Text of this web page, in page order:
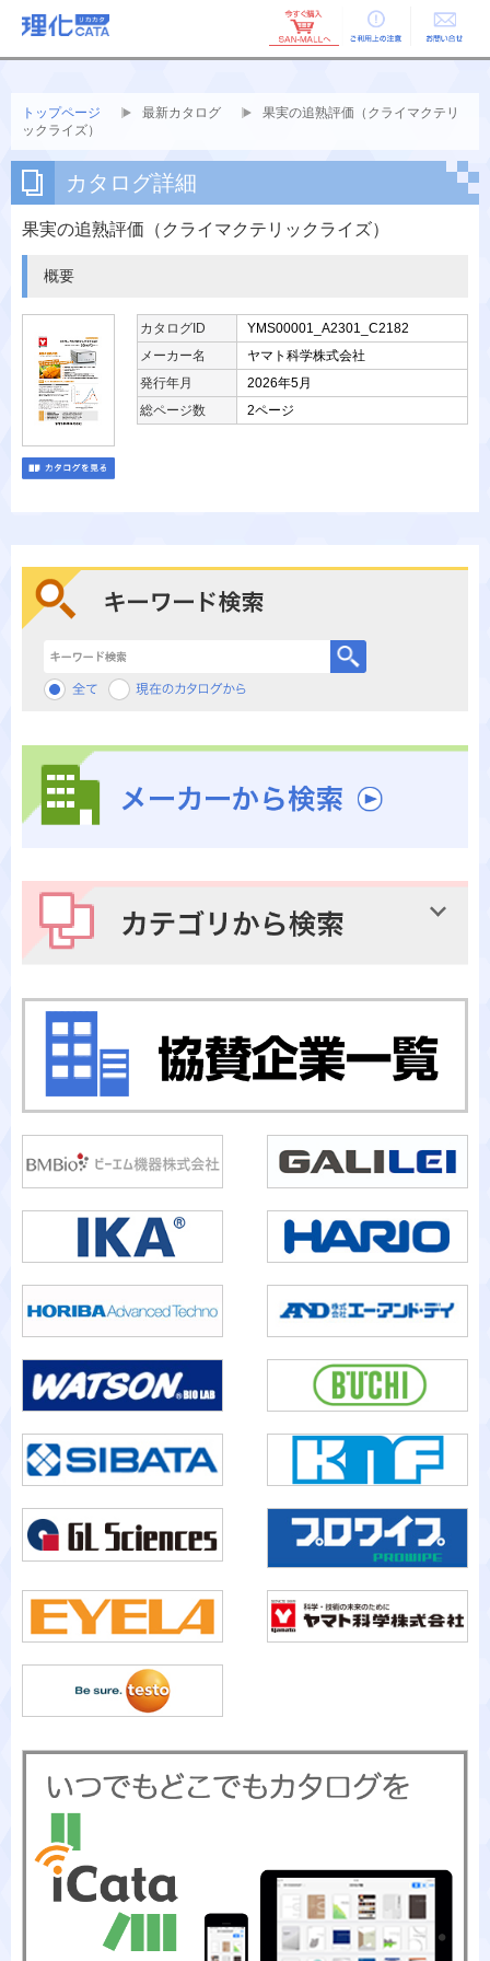
ご利用上の お問い合せ
トップページ 最新カタログ
果実の追熟評価（クライマクテリ
ックライズ）
カタログ詳細
果実の追熟評価（クライマクテリックライズ）
概要
カタログID
YMS00001_A2301_C2182
メーカー名
ヤマト科学株式会社
発行年月
2026年5月
総ページ数
2ページ
キーワード検索